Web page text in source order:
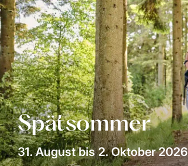
Spätsommer
31. August bis 2. Oktober 2026